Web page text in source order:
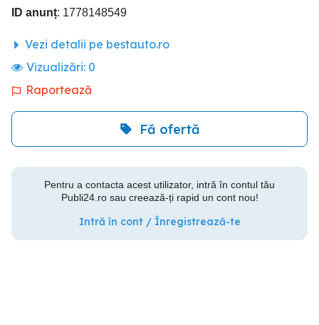
ID anunț: 1778148549
Vezi detalii pe bestauto.ro
Vizualizări: 0
Raportează
Fă ofertă
Pentru a contacta acest utilizator, intră în contul tău
Publi24.ro sau creează-ți rapid un cont nou!
Intră în cont / Înregistrează-te